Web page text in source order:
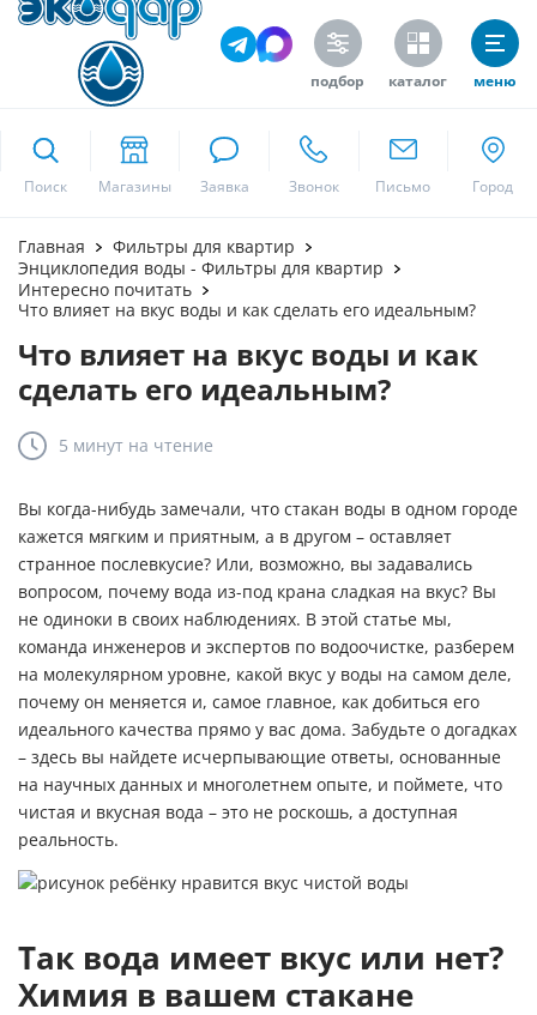
подбор каталог меню
Поиск
Москва
Главная
Фильтры для квартир
Энциклопедия воды - Фильтры для квартир
Интересно почитать
Что влияет на вкус воды и как сделать его идеальным?
Что влияет на вкус воды и как
сделать его идеальным?
5 минут на чтение
Вы когда-нибудь замечали, что стакан воды в одном городе
кажется мягким и приятным, а в другом – оставляет
странное послевкусие? Или, возможно, вы задавались
вопросом, почему вода из-под крана сладкая на вкус? Вы
не одиноки в своих наблюдениях. В этой статье мы,
команда инженеров и экспертов по водоочистке, разберем
на молекулярном уровне, какой вкус у воды на самом деле,
почему он меняется и, самое главное, как добиться его
идеального качества прямо у вас дома. Забудьте о догадках
– здесь вы найдете исчерпывающие ответы, основанные
на научных данных и многолетнем опыте, и поймете, что
чистая и вкусная вода – это не роскошь, а доступная
реальность.
Так вода имеет вкус или нет?
Химия в вашем стакане